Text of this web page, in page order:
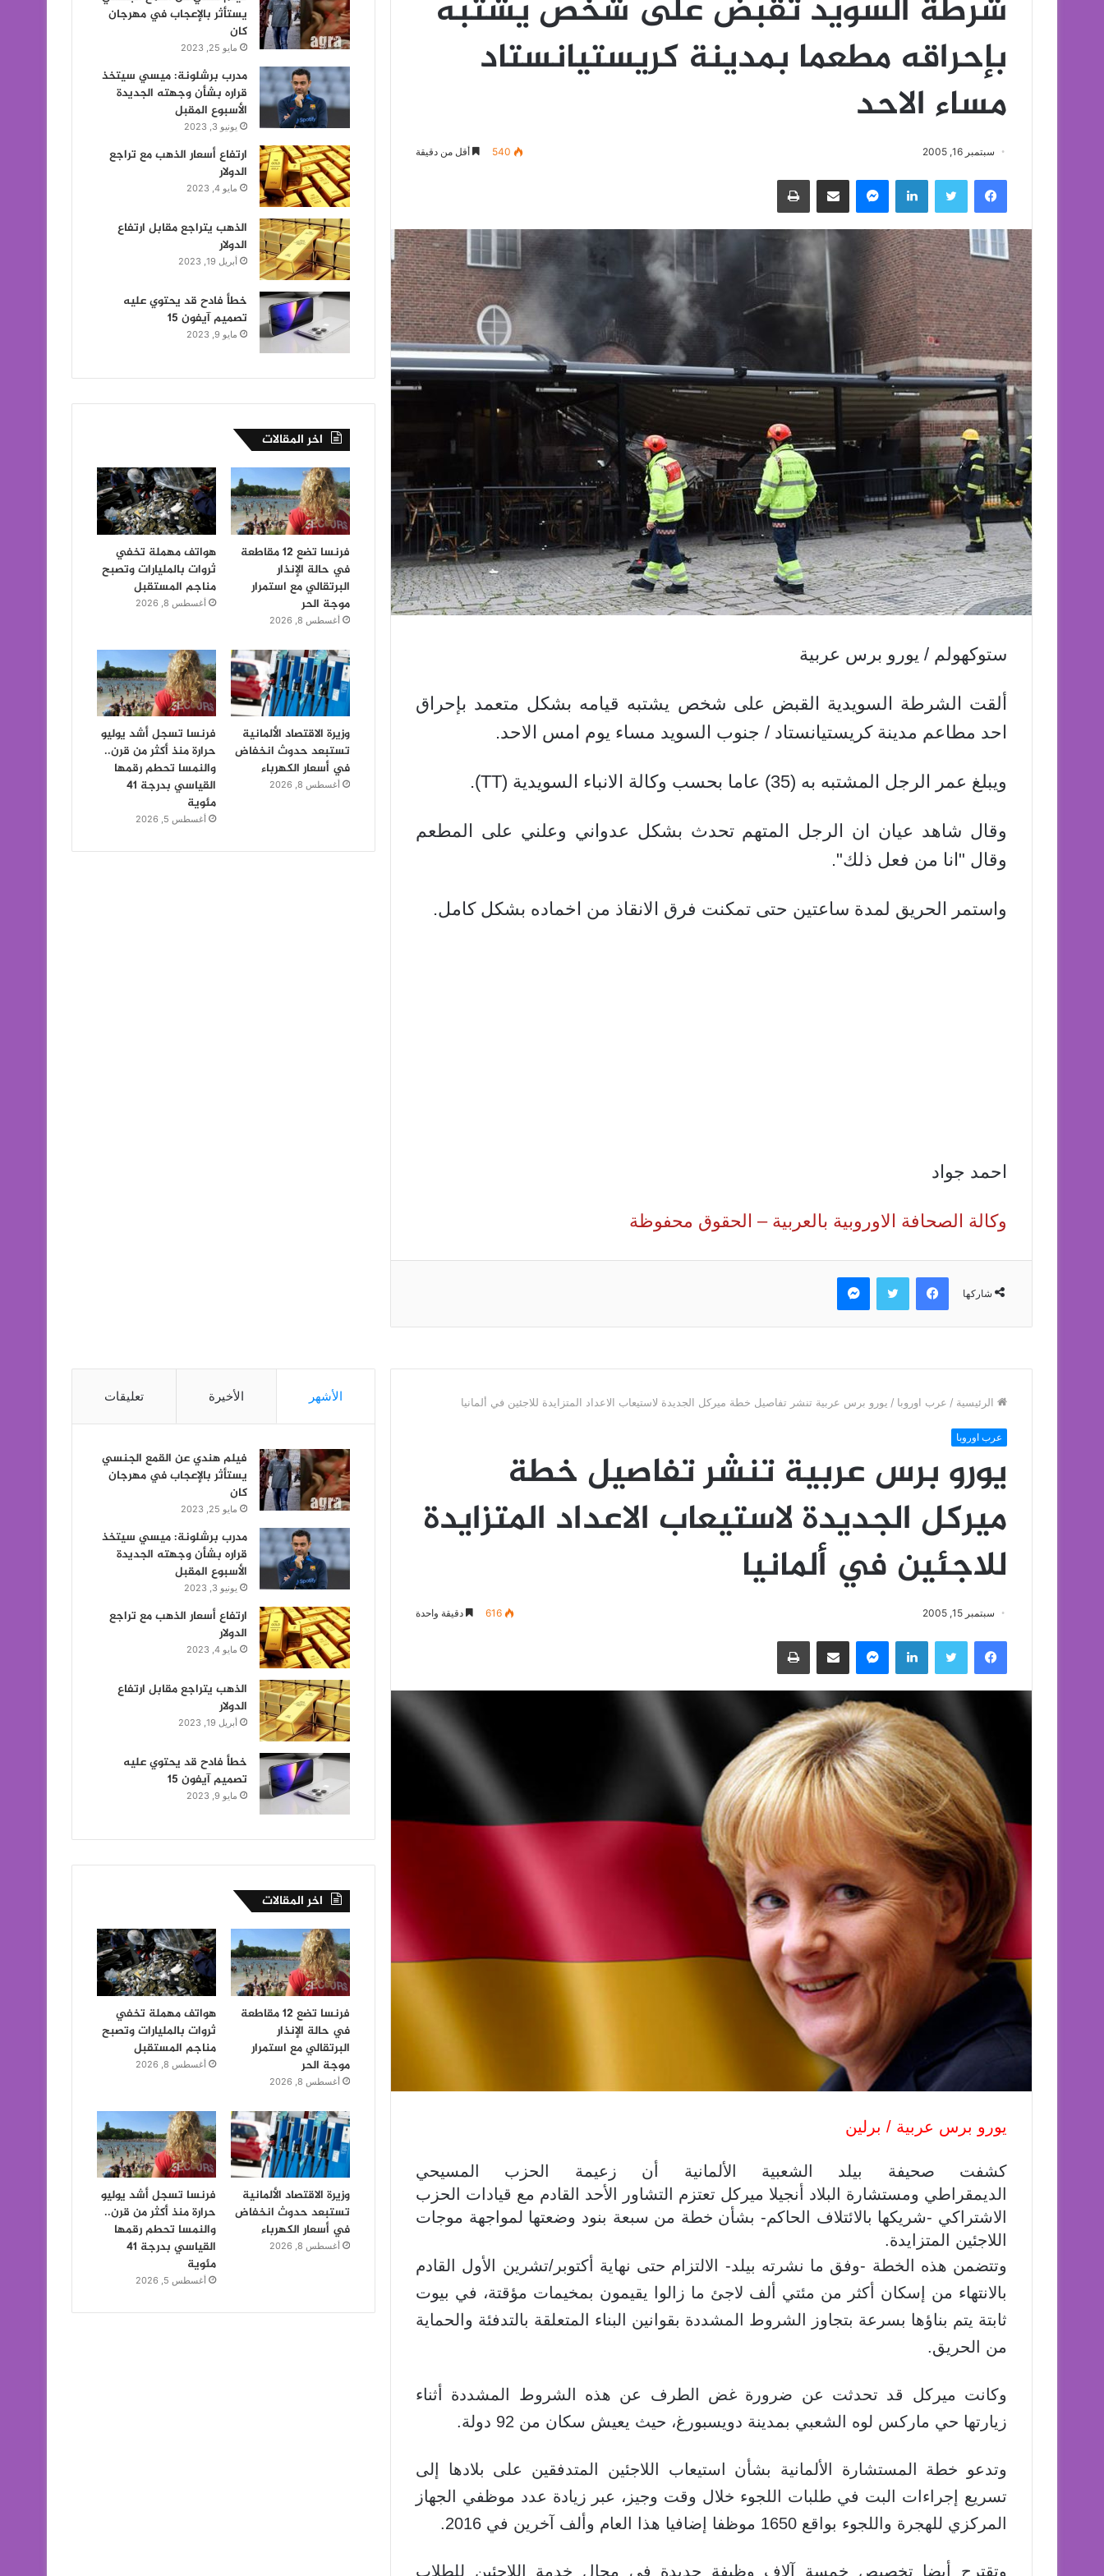
شرطة السويد تقبض على شخص يشتبه
بإحراقه مطعما بمدينة كريستيانستاد
مساء الاحد
سبتمبر 16, 2005 540 أقل من دقيقة
فيسبوك تويتر لينكدإن ماسنجر مشاركة عبر البريد طباعة
ستوكهولم / يورو برس عربية
ألقت الشرطة السويدية القبض على شخص يشتبه قيامه بشكل متعمد بإحراق
احد مطاعم مدينة كريستيانستاد / جنوب السويد مساء يوم امس الاحد.
ويبلغ عمر الرجل المشتبه به (35) عاما بحسب وكالة الانباء السويدية (TT).
وقال شاهد عيان ان الرجل المتهم تحدث بشكل عدواني وعلني على المطعم
وقال "انا من فعل ذلك".
واستمر الحريق لمدة ساعتين حتى تمكنت فرق الانقاذ من اخماده بشكل كامل.
احمد جواد
وكالة الصحافة الاوروبية بالعربية – الحقوق محفوظة
شاركها
فيسبوك تويتر ماسنجر
يستأثر بالإعجاب في مهرجان
كان
مايو 25, 2023
مدرب برشلونة: ميسي سيتخذ
قراره بشأن وجهته الجديدة
الأسبوع المقبل
يونيو 3, 2023
ارتفاع أسعار الذهب مع تراجع
الدولار
مايو 4, 2023
الذهب يتراجع مقابل ارتفاع
الدولار
أبريل 19, 2023
خطأ فادح قد يحتوي عليه
تصميم آيفون 15
مايو 9, 2023
اخر المقالات
فرنسا تضع 12 مقاطعة
في حالة الإنذار
البرتقالي مع استمرار
موجة الحر
أغسطس 8, 2026
هواتف مهملة تخفي
ثروات بالمليارات وتصبح
مناجم المستقبل
أغسطس 8, 2026
وزيرة الاقتصاد الألمانية
تستبعد حدوث انخفاض
في أسعار الكهرباء
أغسطس 8, 2026
فرنسا تسجل أشد يوليو
حرارة منذ أكثر من قرن..
والنمسا تحطم رقمها
القياسي بدرجة 41
مئوية
أغسطس 5, 2026